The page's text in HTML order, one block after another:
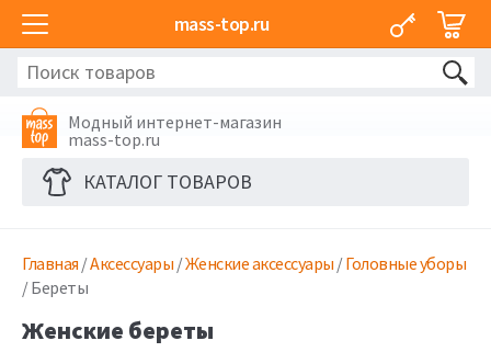
mass-top.ru
Модный интернет-магазин
mass-top.ru
КАТАЛОГ ТОВАРОВ
Главная /Аксессуары /Женские аксессуары /Головные уборы
/ Береты
Женские береты